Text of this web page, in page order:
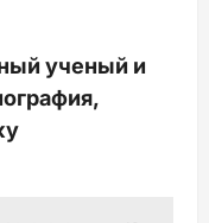
ученый и